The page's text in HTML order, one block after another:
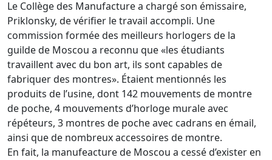
Le Collège des Manufacture a chargé son émissaire,
Priklonsky, de vérifier le travail accompli. Une
commission formée des meilleurs horlogers de la
guilde de Moscou a reconnu que «les étudiants
travaillent avec du bon art, ils sont capables de
fabriquer des montres». Étaient mentionnés les
produits de l’usine, dont 142 mouvements de montre
de poche, 4 mouvements d’horloge murale avec
répéteurs, 3 montres de poche avec cadrans en émail,
ainsi que de nombreux accessoires de montre.
En fait, la manufeacture de Moscou a cessé d’exister en